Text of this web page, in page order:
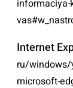
informaciya-
Internet
ru/windows/
microsoft-